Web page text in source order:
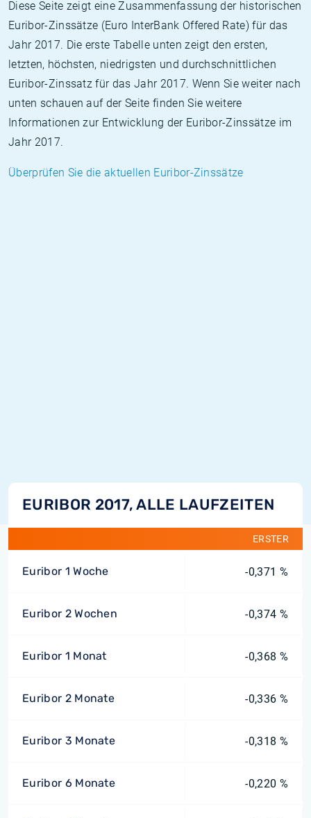
Diese Seite zeigt eine Zusammenfassung der historischen
Euribor-Zinssätze (Euro InterBank Offered Rate) für das
Jahr 2017. Die erste Tabelle unten zeigt den ersten,
letzten, höchsten, niedrigsten und durchschnittlichen
Euribor-Zinssatz für das Jahr 2017. Wenn Sie weiter nach
unten schauen auf der Seite finden Sie weitere
Informationen zur Entwicklung der Euribor-Zinssätze im
Jahr 2017.
Überprüfen Sie die aktuellen Euribor-Zinssätze
EURIBOR 2017, ALLE LAUFZEITEN
ERSTER
Euribor 1 Woche -0,371 %
Euribor 2 Wochen -0,374 %
Euribor 1 Monat -0,368 %
Euribor 2 Monate -0,336 %
Euribor 3 Monate -0,318 %
Euribor 6 Monate -0,220 %